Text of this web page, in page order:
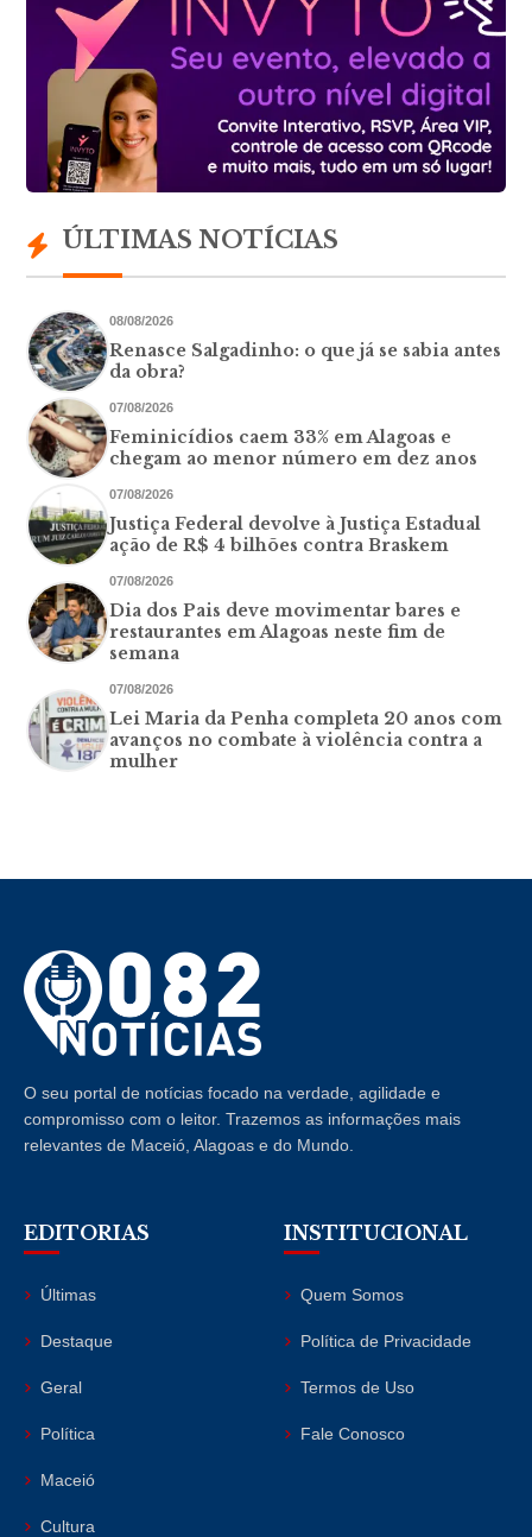
ÚLTIMAS NOTÍCIAS
08/08/2026
Renasce Salgadinho: o que já se sabia antes
da obra?
07/08/2026
Feminicídios caem 33% em Alagoas e
chegam ao menor número em dez anos
07/08/2026
Justiça Federal devolve à Justiça Estadual
ação de R$ 4 bilhões contra Braskem
07/08/2026
Dia dos Pais deve movimentar bares e
restaurantes em Alagoas neste fim de
semana
07/08/2026
Lei Maria da Penha completa 20 anos com
avanços no combate à violência contra a
mulher
O seu portal de notícias focado na verdade, agilidade e
compromisso com o leitor. Trazemos as informações mais
relevantes de Maceió, Alagoas e do Mundo.
EDITORIAS
Últimas
Destaque
Geral
Política
Maceió
Cultura
INSTITUCIONAL
Quem Somos
Política de Privacidade
Termos de Uso
Fale Conosco